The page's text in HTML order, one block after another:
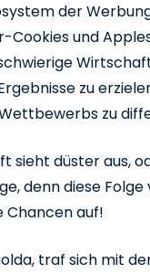
der
und
zu
zu
sieht düster aus,
denn diese
Chancen auf!
traf sich mit